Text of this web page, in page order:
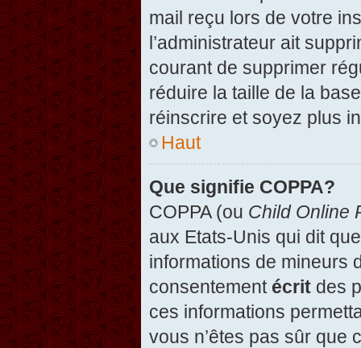
mail reçu lors de votre
l’administrateur ait
courant de supprimer
réduire la taille de la
réinscrire et soyez plus
Haut
Que signifie COPPA?
COPPA (ou Child Online
aux Etats-Unis qui dit
informations de mineurs
consentement écrit des
ces informations
vous n’êtes pas sûr que